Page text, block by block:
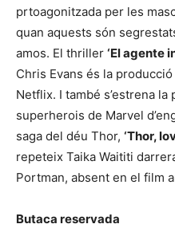
prtoagonitzada per les
quan aquests són
amos. El thriller ‘El agente
Chris Evans és la
Netflix. I també s’estrena
superherois de Marvel
saga del déu Thor, ‘Thor,
repeteix Taika Waititi
Portman, absent en el film
Butaca reservada